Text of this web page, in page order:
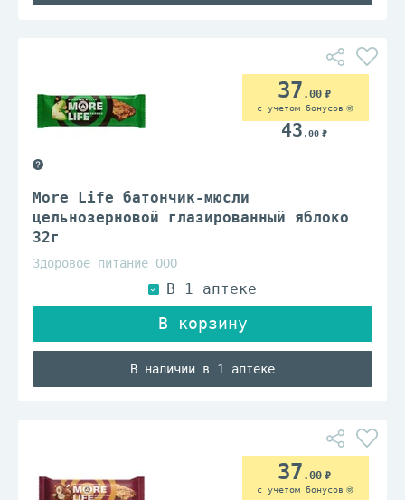
More Life батончик-мюсли
цельнозерновой глазированный яблоко
32г
Здоровое питание ООО
В наличии в 1 аптеке
37 .00
с учетом бонусов
43 .00
37 .00
с учетом бонусов